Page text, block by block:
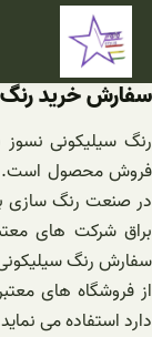
رفتن
محتوا
سفارش خرید رنگ
رنگ سیلیکونی نسوز
فروش محصول است.
در صنعت رنگ سازی
براق شرکت های
سفارش رنگ
از فروشگاه های
دارد استفاده می